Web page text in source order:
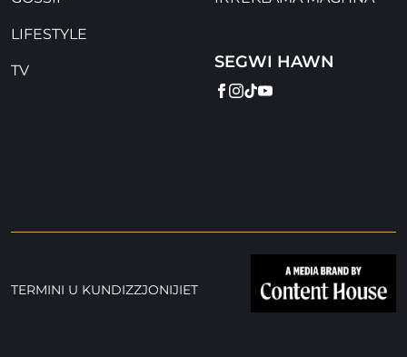
LIFESTYLE
TV SEGWI HAWN
FACEBOOK
INSTAGRAM
TIKTOK
YOUTUBE
TERMINI U KUNDIZZJONIJIET